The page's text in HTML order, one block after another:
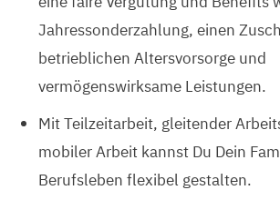
Jahressonderzahlung, einen
betrieblichen Altersvorsorge und
vermögenswirksame Leistungen.
Mit Teilzeitarbeit, gleitender
mobiler Arbeit kannst Du Dein
Berufsleben flexibel gestalten.